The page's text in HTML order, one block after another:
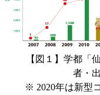
【図１】学都「
者・
※ 2020年は新型